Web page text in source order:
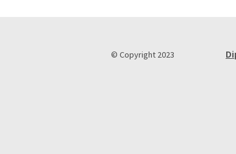
© Copyright 2023